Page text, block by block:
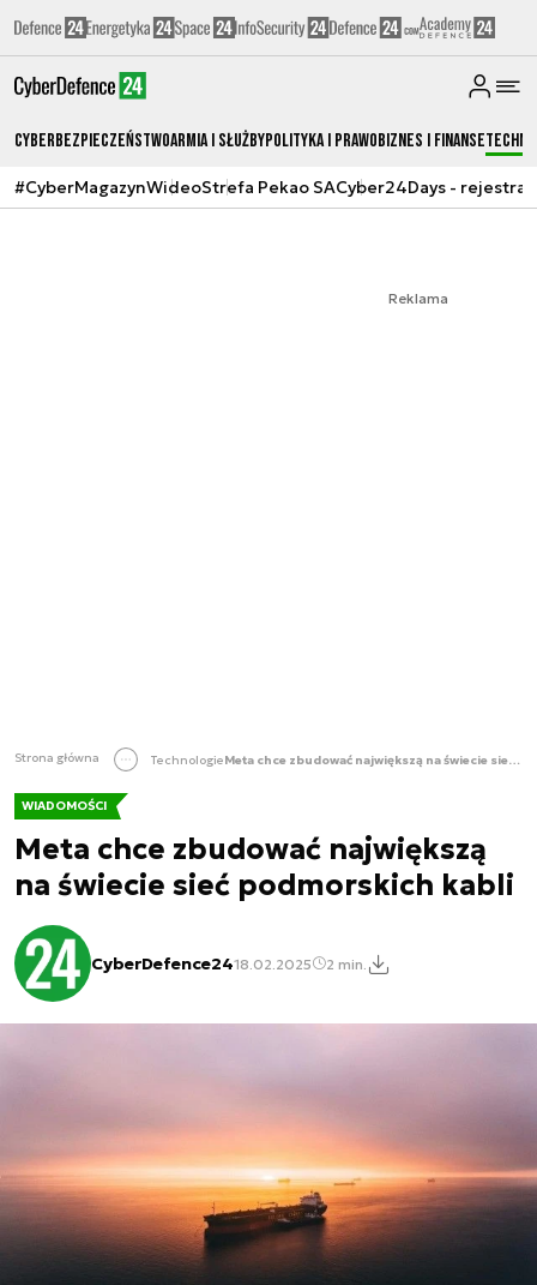
CyberbezpieczeństwoArmia i SłużbyPolityka i prawoBiznes i Finanse
#CyberMagazynWideoStrefa Pekao SACyber24Days -
Reklama
Strona główna Technologie Meta chce zbudować największą na świecie sieć podmorskich kabli
WIADOMOŚCI
Meta chce zbudować największą
na świecie sieć podmorskich kabli
CyberDefence2418.02.2025 2 min.